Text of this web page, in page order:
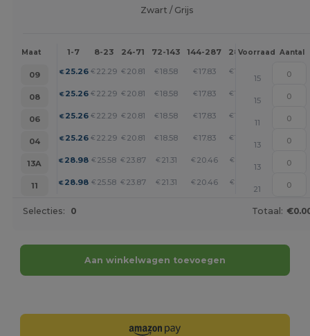
Zwart / Grijs
Maat 1-7 8-23 24-71 72-143 144-287 288 + Meer
Voorraad Aantal
09 €25.26 € 22.29 € 20.81 € 18.58 € 17.83 €17.09
15
08
€25.26 € 22.29 € 20.81 € 18.58 € 17.83 €17.09
15
06
€25.26 € 22.29 € 20.81 € 18.58 € 17.83 €17.09
11
04
€25.26 € 22.29 € 20.81 € 18.58 € 17.83 €17.09
13
13A
€28.98 € 25.58 € 23.87 € 21.31 € 20.46 €
13
11
€28.98 € 25.58 € 23.87 € 21.31 € 20.46 €
21
Selecties: 0 Totaal:
Aan winkelwagen toevoegen